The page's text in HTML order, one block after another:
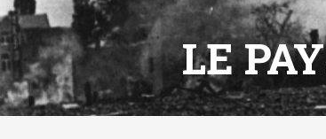
LE